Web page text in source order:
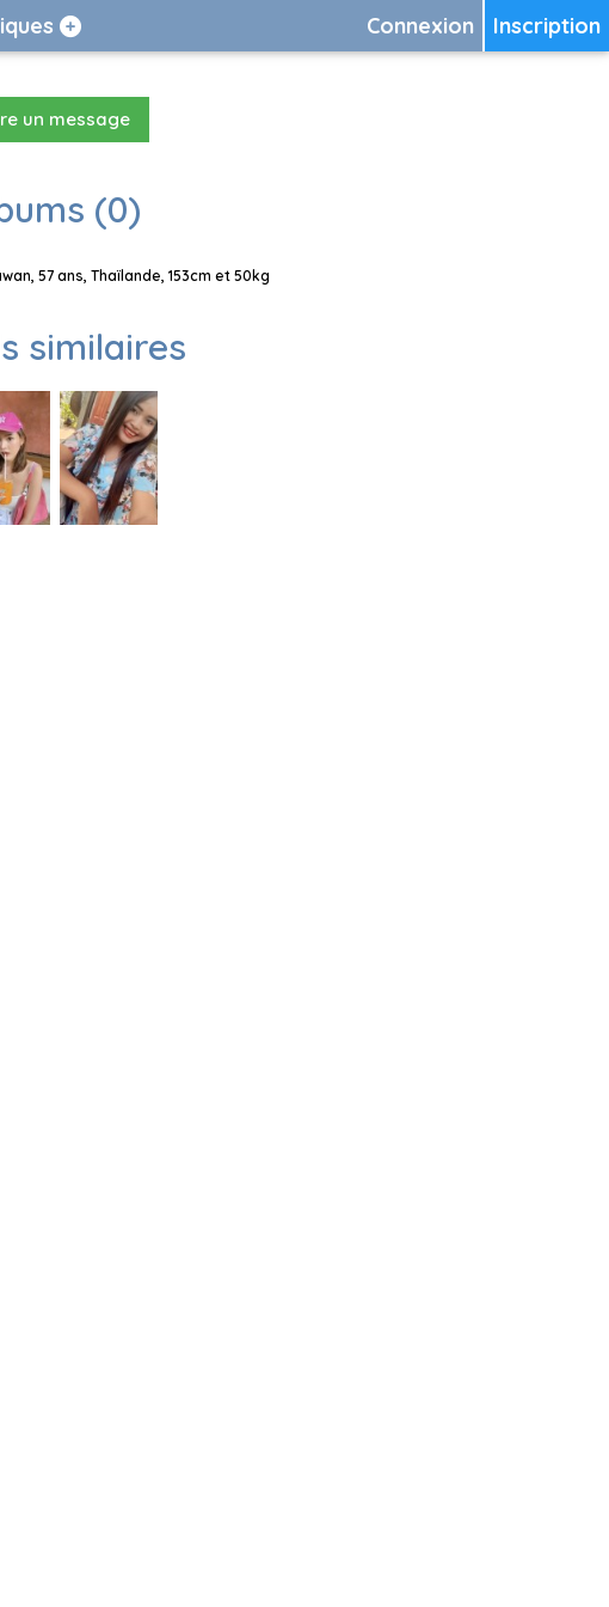
Inscription
Connexion
un message
(0)
57 ans, Thaïlande, 153cm et 50kg
similaires